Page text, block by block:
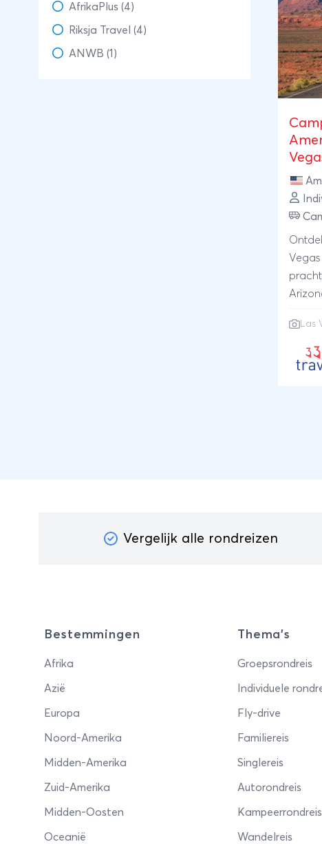
AfrikaPlus (4)
Riksja Travel (4)
ANWB (1)
met je
op
Las
Vergelijk alle rondreizen
Bestemmingen
Afrika
Azië
Europa
Noord-Amerika
Midden-Amerika
Zuid-Amerika
Midden-Oosten
Oceanië
Thema's
Groepsrondreis
Individuele
Fly-drive
Familiereis
Singlereis
Autorondreis
Kampeerrondreis
Wandelreis